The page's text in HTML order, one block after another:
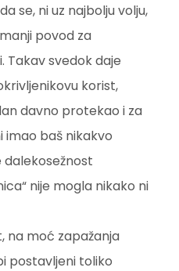
se, ni uz najbolju volju,
povod za
Takav svedok daje
korist,
davno protekao i za
imao baš nikakvo
dalekosežnost
nije mogla nikako ni
na moć zapažanja
postavljeni toliko